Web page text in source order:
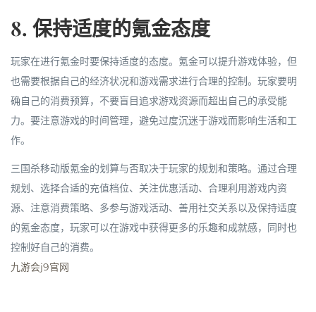
8. 保持适度的氪金态度
玩家在进行氪金时要保持适度的态度。氪金可以提升游戏体验，但
也需要根据自己的经济状况和游戏需求进行合理的控制。玩家要明
确自己的消费预算，不要盲目追求游戏资源而超出自己的承受能
力。要注意游戏的时间管理，避免过度沉迷于游戏而影响生活和工
作。
三国杀移动版氪金的划算与否取决于玩家的规划和策略。通过合理
规划、选择合适的充值档位、关注优惠活动、合理利用游戏内资
源、注意消费策略、多参与游戏活动、善用社交关系以及保持适度
的氪金态度，玩家可以在游戏中获得更多的乐趣和成就感，同时也
控制好自己的消费。
九游会j9官网